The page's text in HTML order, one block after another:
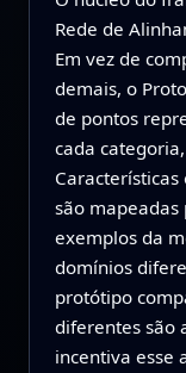
Rede de
Em vez de
demais, o
de pontos
cada
são mapeadas
exemplos da
domínios
protótipo
diferentes são
incentiva esse